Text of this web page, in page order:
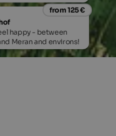
from 125 €
happy - between
Meran and environs!